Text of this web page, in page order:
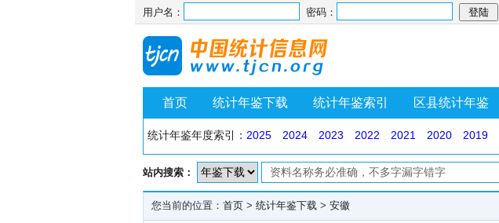
用户名： 密码：
首页 统计年鉴下载 统计年鉴索引 区县统计年鉴
统计年鉴年度索引： 2025 2024 2023 2022 2021 2020 2019
站内搜索：
您当前的位置： 首页 > 统计年鉴下载 > 安徽